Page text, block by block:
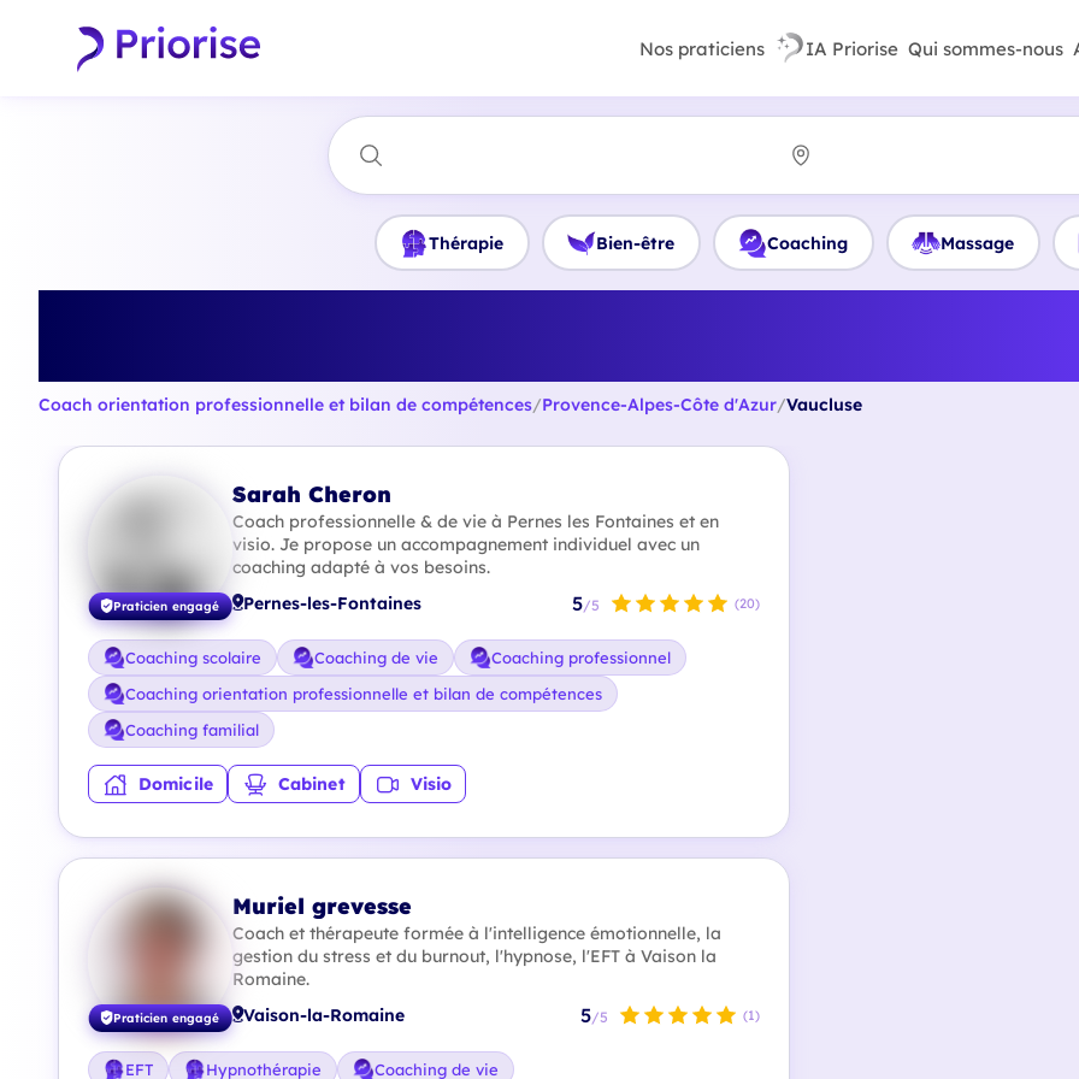
Nos praticiens IA Priorise Qui sommes-nous
Thérapie Bien-être Coaching Massage
Coach orientation professionnelle et bilan de compétences/Provence-Alpes-Côte d'Azur/Vaucluse
Praticien engagé
Sarah Cheron
Coach professionnelle & de vie à Pernes les Fontaines et en
visio. Je propose un accompagnement individuel avec un
coaching adapté à vos besoins.
Pernes-les-Fontaines 5/5 (20)
Coaching scolaire Coaching de vie
Coaching professionnel
Coaching orientation professionnelle et bilan de compétences
Coaching familial
Domicile Cabinet Visio
Praticien engagé
Muriel grevesse
Coach et thérapeute formée à l'intelligence émotionnelle, la
gestion du stress et du burnout, l'hypnose, l'EFT à Vaison la
Romaine.
Vaison-la-Romaine 5/5 (1)
EFT Hypnothérapie Coaching de vie